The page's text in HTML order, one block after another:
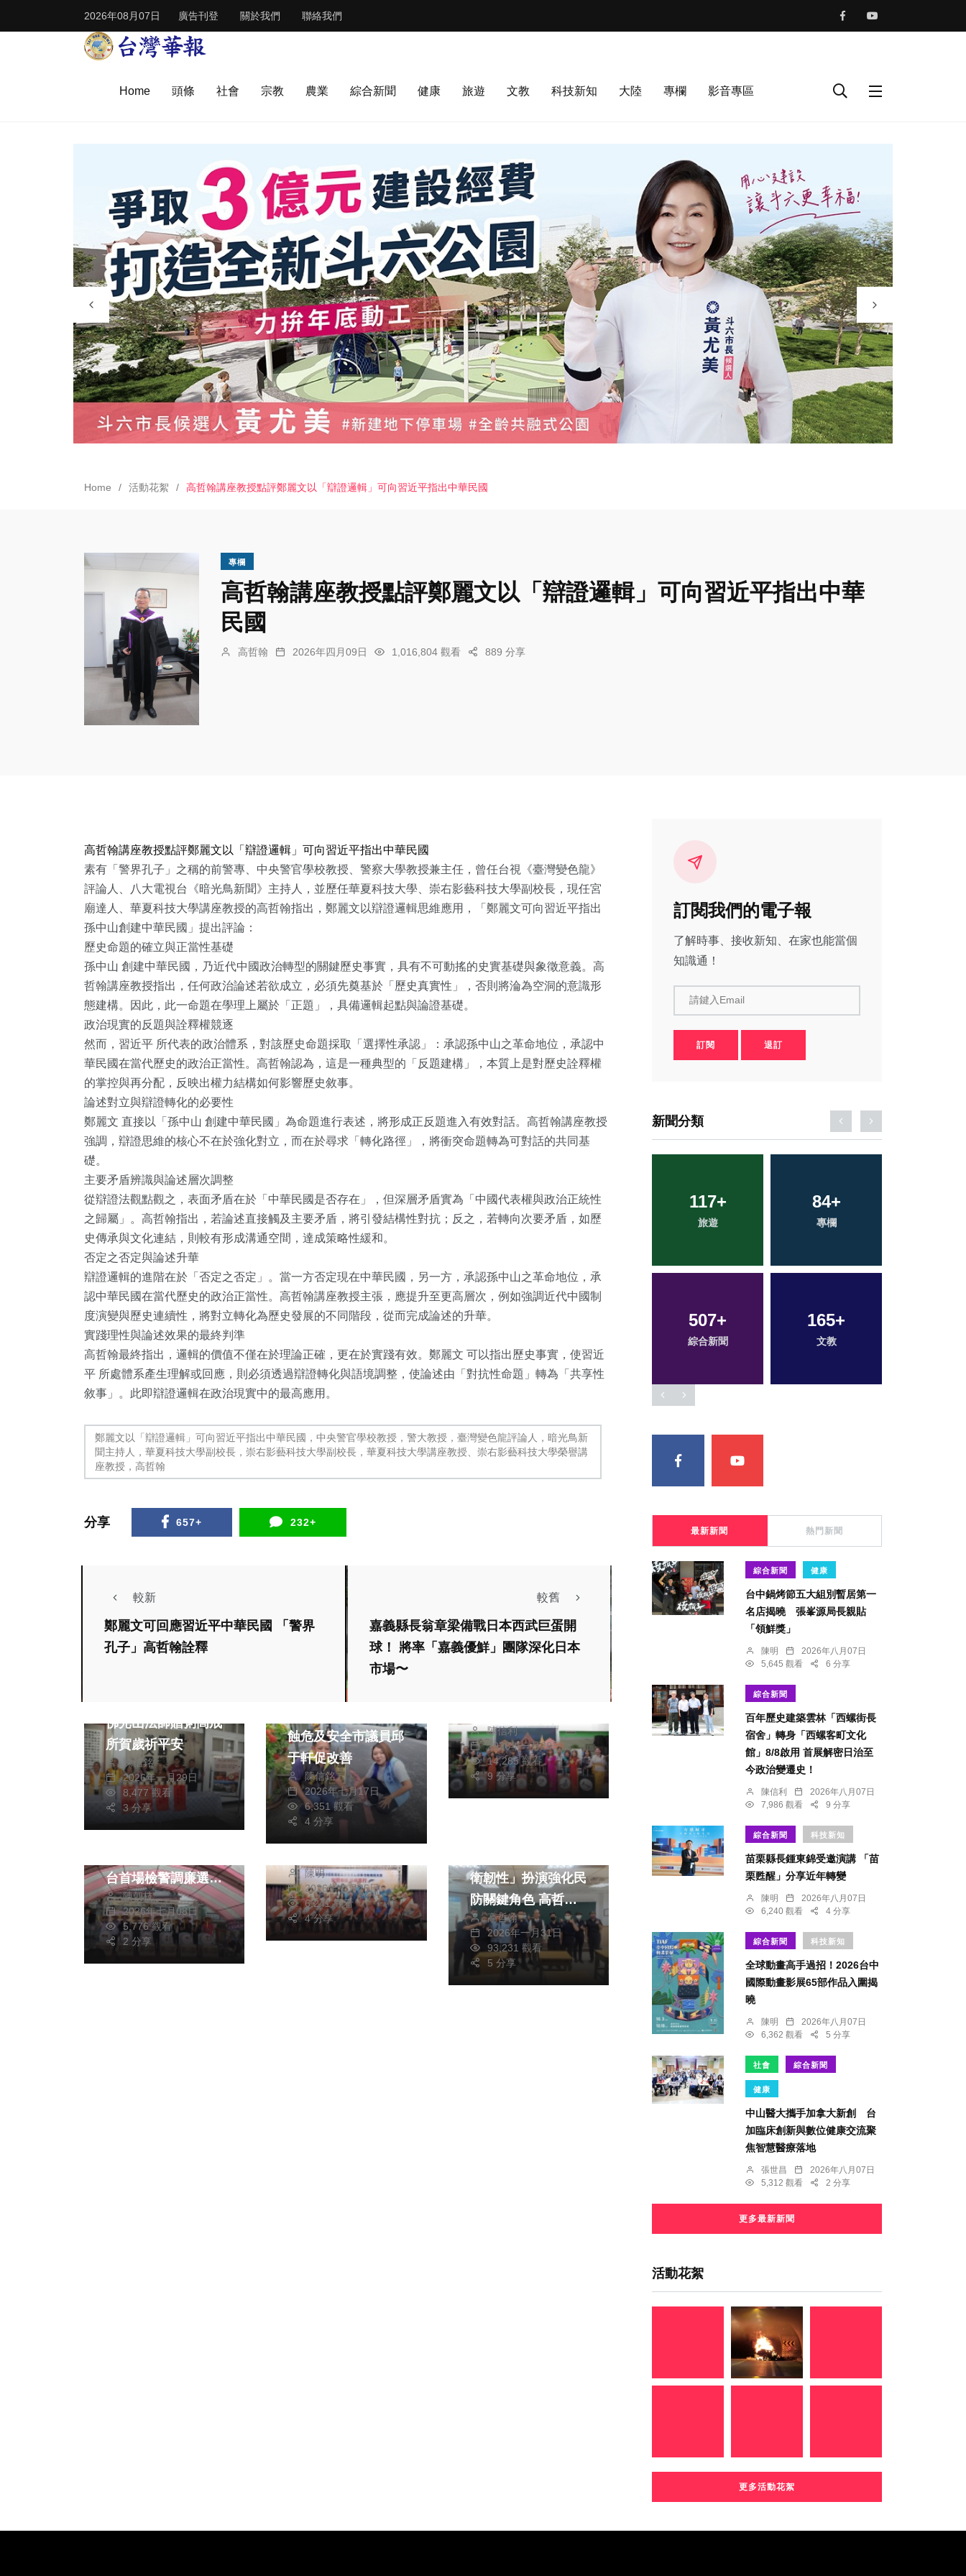
2026年08月07日 廣告刊登 關於我們 聯絡我們
Home 頭條 社會 宗教 農業 綜合新聞 健康 旅遊 文教 科技新知 大陸 專欄 影音專區
Home 活動花絮 高哲翰講座教授點評鄭麗文以「辯證邏輯」可向習近平指出中華民國
專欄
高哲翰講座教授點評鄭麗文以「辯證邏輯」可向習近平指出中華
民國
高哲翰 2026年四月09日 1,016,804 觀看 889 分享
高哲翰講座教授點評鄭麗文以「辯證邏輯」可向習近平指出中華民國
素有「警界孔子」之稱的前警專、中央警官學校教授、警察大學教授兼主任，曾任台視《臺灣變色龍》
評論人、八大電視台《暗光鳥新聞》主持人，並歷任華夏科技大學、崇右影藝科技大學副校長，現任宮
廟達人、華夏科技大學講座教授的高哲翰指出，鄭麗文以辯證邏輯思維應用，「鄭麗文可向習近平指出
孫中山創建中華民國」提出評論：
歷史命題的確立與正當性基礎
孫中山 創建中華民國，乃近代中國政治轉型的關鍵歷史事實，具有不可動搖的史實基礎與象徵意義。高
哲翰講座教授指出，任何政治論述若欲成立，必須先奠基於「歷史真實性」，否則將淪為空洞的意識形
態建構。因此，此一命題在學理上屬於「正題」，具備邏輯起點與論證基礎。
政治現實的反題與詮釋權競逐
然而，習近平 所代表的政治體系，對該歷史命題採取「選擇性承認」：承認孫中山之革命地位，承認中
華民國在當代歷史的政治正當性。高哲翰認為，這是一種典型的「反題建構」，本質上是對歷史詮釋權
的掌控與再分配，反映出權力結構如何影響歷史敘事。
論述對立與辯證轉化的必要性
鄭麗文 直接以「孫中山 創建中華民國」為命題進行表述，將形成正反題進入有效對話。高哲翰講座教授
強調，辯證思維的核心不在於強化對立，而在於尋求「轉化路徑」，將衝突命題轉為可對話的共同基
礎。
主要矛盾辨識與論述層次調整
從辯證法觀點觀之，表面矛盾在於「中華民國是否存在」，但深層矛盾實為「中國代表權與政治正統性
之歸屬」。高哲翰指出，若論述直接觸及主要矛盾，將引發結構性對抗；反之，若轉向次要矛盾，如歷
史傳承與文化連結，則較有形成溝通空間，達成策略性緩和。
否定之否定與論述升華
辯證邏輯的進階在於「否定之否定」。當一方否定現在中華民國，另一方，承認孫中山之革命地位，承
認中華民國在當代歷史的政治正當性。高哲翰講座教授主張，應提升至更高層次，例如強調近代中國制
度演變與歷史連續性，將對立轉化為歷史發展的不同階段，從而完成論述的升華。
實踐理性與論述效果的最終判準
高哲翰最終指出，邏輯的價值不僅在於理論正確，更在於實踐有效。鄭麗文 可以指出歷史事實，使習近
平 所處體系產生理解或回應，則必須透過辯證轉化與語境調整，使論述由「對抗性命題」轉為「共享性
敘事」。此即辯證邏輯在政治現實中的最高應用。
鄭麗文以「辯證邏輯」可向習近平指出中華民國，中央警官學校教授，警大教授，臺灣變色龍評論人，暗光鳥新
聞主持人，華夏科技大學副校長，崇右影藝科技大學副校長，華夏科技大學講座教授、崇右影藝科技大學榮譽講
座教授，高哲翰
分享 657+ 232+
較新
鄭麗文可回應習近平中華民國 「警界
孔子」高哲翰詮釋
較舊
嘉義縣長翁章梁備戰日本西武巨蛋開
球！ 將率「嘉義優鮮」團隊深化日本
市場〜
佛光山法師贈粥高戒
所賀歲祈平安
陳信銘
2026年一月29日
8,477 觀看
3 分享
蝕危及安全市議員邱
于軒促改善
陳信銘
2026年七月17日
6,351 觀看
4 分享
綜合新聞
義！陳信利
2026年一月26日
14,285 觀看
9 分享
綜合新聞
玄天上帝佑黎民、公
台首場檢警調廉選委
會攜手廟宇跨界結合
信仰 扎根在地反賄
選意識
陳朝枝
2026年七月08日
5,776 觀看
2 分享
綜合新聞
縣府表揚模範父親暨
祝福陳明
2026年七月25日
6,241 觀看
4 分享
衛韌性」扮演強化民
防關鍵角色 高哲翰
講座教授高度認同
高哲翰
2026年一月31日
93,231 觀看
5 分享
訂閱我們的電子報
了解時事、接收新知、在家也能當個
知識通！
請鍵入Email
訂閱 退訂
新聞分類
48+
宗教
55+
農業
36+
頭條
152 +
健康
26+
科技新知
117+
旅遊
84+
專欄
507+
綜合新聞
165+
文教
286+
社會
48+
宗教
1+
大陸
52+
農業
最新新聞 熱門新聞
綜合新聞 健康
台中鍋烤節五大組別暫居第一
名店揭曉 張峯源局長親貼
「領鮮獎」
陳明
2026年八月07日
5,645 觀看
6 分享
綜合新聞
百年歷史建築雲林「西螺街長
宿舍」轉身「西螺客町文化
館」8/8啟用 首展解密日治至
今政治變遷史！
陳信利
2026年八月07日
7,986 觀看
9 分享
綜合新聞 科技新知
苗栗縣長鍾東錦受邀演講 「苗
栗甦醒」分享近年轉變
陳明
2026年八月07日
6,240 觀看
4 分享
綜合新聞 科技新知
全球動畫高手過招！2026台中
國際動畫影展65部作品入圍揭
曉
陳明
2026年八月07日
6,362 觀看
5 分享
社會 綜合新聞
健康
中山醫大攜手加拿大新創 台
加臨床創新與數位健康交流聚
焦智慧醫療落地
張世昌
2026年八月07日
5,312 觀看
2 分享
更多最新新聞
活動花絮
更多活動花絮